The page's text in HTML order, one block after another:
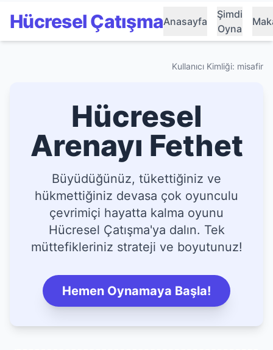
Hücresel ÇatışmaAnasayfa
Şimdi
Oyna
Kullanıcı Kimliği: misafir
Hücresel
Arenayı Fethet
Büyüdüğünüz, tükettiğiniz ve
hükmettiğiniz devasa çok oyunculu
çevrimiçi hayatta kalma oyunu
Hücresel Çatışma'ya dalın. Tek
müttefikleriniz strateji ve boyutunuz!
Hemen Oynamaya Başla!